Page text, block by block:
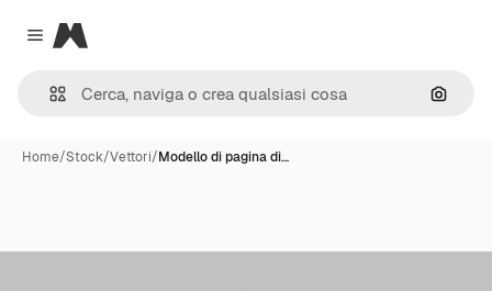
Close menu
Magnific
Cerca
Home/Stock/Vettori/Modello di pagina di…